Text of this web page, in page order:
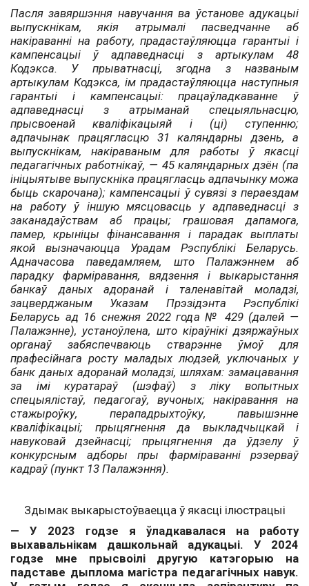
Пасля завяршэння навучання ва ўстанове адукацыі
выпускнікам, якія атрымалі пасведчанне аб
накіраванні на работу, прадастаўляюцца гарантыі і
кампенсацыі ў адпаведнасці з артыкулам 48
Кодэкса. У прыватнасці, згодна з названым
артыкулам Кодэкса, ім прадастаўляюцца наступныя
гарантыі і кампенсацыі: працаўладкаванне ў
адпаведнасці з атрыманай спецыяльнасцю,
прысвоенай кваліфікацыяй і (ці) ступенню;
адпачынак працягласцю 31 каляндарны дзень, а
выпускнікам, накіраваным для работы ў якасці
педагагічных работнікаў, — 45 каляндарных дзён (па
ініцыятыве выпускніка працягласць адпачынку можа
быць скарочана); кампенсацыі ў сувязі з пераездам
на работу ў іншую мясцовасць у адпаведнасці з
заканадаўствам аб працы; грашовая дапамога,
памер, крыніцы фінансавання і парадак выплаты
якой вызначаюцца Урадам Рэспуб­лікі Беларусь.
Адначасова паведамляем, што Палажэннем аб
парадку фарміравання, вядзення і выкарыстання
банкаў даных адоранай і таленавітай моладзі,
зацверджаным Указам Прэзідэнта Рэспублікі
Беларусь ад 16 снежня 2022 года № 429 (далей —
Палажэнне), устаноўлена, што кіраўнікі дзяржаўных
органаў забяспечваюць стварэнне ўмоў для
прафесійнага росту маладых лю­дзей, уключаных у
банк даных адоранай моладзі, шляхам: замацавання
за імі куратараў (шэфаў) з ліку вопытных
спецыялістаў, педагогаў, вучоных; накіравання на
стажыроўку, перападрыхтоўку, павышэнне
кваліфікацыі; прыцягнення да выкладчыцкай і
навуковай дзейнасці; прыцягнення да ўдзелу ў
конкурсным адборы пры фарміраванні рэзерваў
кадраў (пункт 13 Палажэння).
Здымак выкарыстоўваецца ў якасці ілюстрацыі
— У 2023 годзе я ўладкавалася на работу
выхавальнікам дашкольнай адукацыі. У 2024
годзе мне прысвоілі другую катэгорыю на
падставе дыплома магістра педагагічных навук.